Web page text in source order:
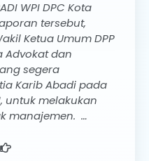
WPI DPC Kota
tersebut,
Ketua Umum DPP
Advokat dan
segera
Karib Abadi pada
untuk melakukan
manajemen. …